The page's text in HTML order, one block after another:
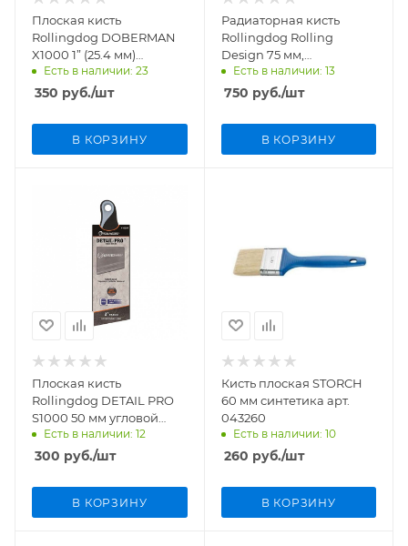
Плоская кисть
Rollingdog DOBERMAN
X1000 1” (25.4 мм)
синтетика арт.10265
Есть в наличии: 23
350 руб./шт
В КОРЗИНУ
Радиаторная кисть
Rollingdog Rolling
Design 75 мм,
смешанная щетина
арт.10694
Есть в наличии: 13
750 руб./шт
В КОРЗИНУ
Плоская кисть
Rollingdog DETAIL PRO
S1000 50 мм угловой
срез, синтетика
арт.10289
Есть в наличии: 12
300 руб./шт
В КОРЗИНУ
Кисть плоская STORCH
60 мм синтетика арт.
043260
Есть в наличии: 10
260 руб./шт
В КОРЗИНУ